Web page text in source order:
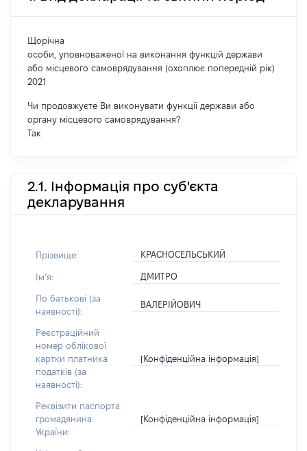
Щорічна
особи, уповноваженої на виконання функцій держави
або місцевого самоврядування (охоплює попередній рік)
2021
Чи продовжуєте Ви виконувати функції держави або
органу місцевого самоврядування?
Так
2.1. Інформація про суб'єкта
декларування
Прізвище: КРАСНОСЕЛЬСЬКИЙ
Імʼя: ДМИТРО
По батькові (за
наявності):
ВАЛЕРІЙОВИЧ
Реєстраційний
номер облікової
картки платника
податків (за
наявності):
[Конфіденційна інформація]
Реквізити паспорта
громадянина
України:
[Конфіденційна інформація]